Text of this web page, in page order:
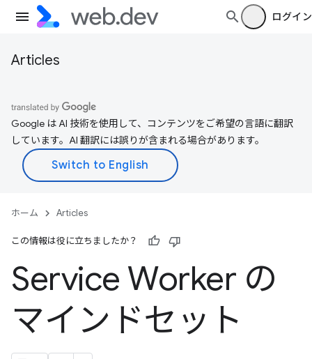
ログイン
Articles
Google は AI 技術を使用して、コンテンツをご希望の言語に翻訳
しています。AI 翻訳には誤りが含まれる場合があります。
ホーム Articles
この情報は役に立ちましたか？
Service Worker の
マインドセット